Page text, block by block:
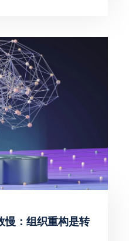
慢：组织重构是转